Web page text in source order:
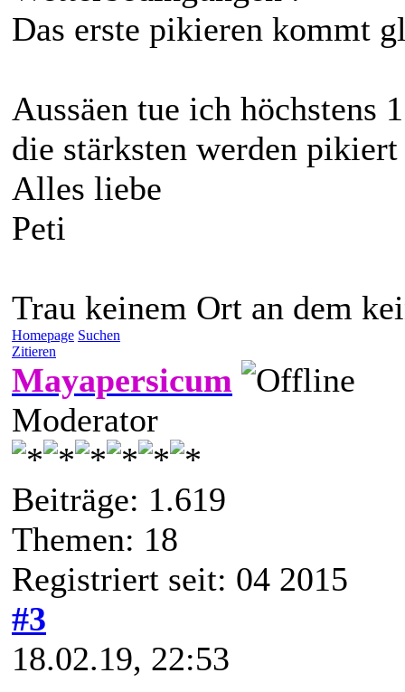
Das erste pikieren kommt
Aussäen tue ich höchstens
die stärksten werden
Alles liebe
Peti
Trau keinem Ort an dem
Homepage Suchen
Zitieren
Mayapersicum
Moderator
Beiträge: 1.619
Themen: 18
Registriert seit: 04 2015
#3
18.02.19, 22:53